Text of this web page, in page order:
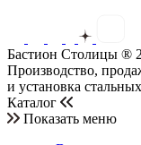
Бастион Столицы ®
Производство,
и установка
Каталог
Показать меню